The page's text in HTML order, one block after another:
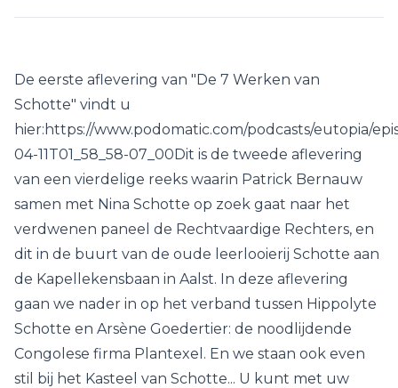
De eerste aflevering van "De 7 Werken van
Schotte" vindt u
hier:https://www.podomatic.com/podcasts/eutopia/
04-11T01_58_58-07_00Dit is de tweede aflevering
van een vierdelige reeks waarin Patrick Bernauw
samen met Nina Schotte op zoek gaat naar het
verdwenen paneel de Rechtvaardige Rechters, en
dit in de buurt van de oude leerlooierij Schotte aan
de Kapellekensbaan in Aalst. In deze aflevering
gaan we nader in op het verband tussen Hippolyte
Schotte en Arsène Goedertier: de noodlijdende
Congolese firma Plantexel. En we staan ook even
stil bij het Kasteel van Schotte... U kunt met uw